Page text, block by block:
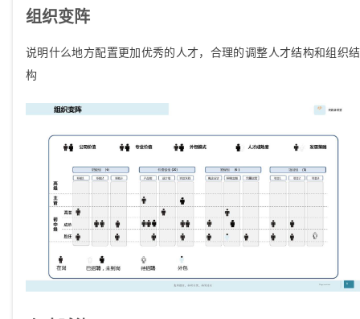
组织变阵
说明什么地方配置更加优秀的人才，合理的调整人才结构和组织结
构